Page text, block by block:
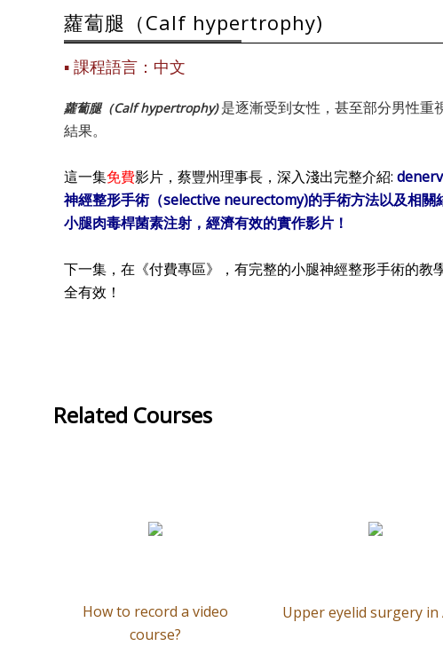
蘿蔔腿（Calf hypertrophy)
課程語言：中文
蘿蔔腿（Calf hypertrophy)是逐漸受到女性，甚至部分男性
結果。
這一集免費影片，蔡豐州理事長，深入淺出完整介紹:
神經整形手術（selective neurectomy)的手術方法以及相
小腿肉毒桿菌素注射，經濟有效的實作影片！
下一集，在《付費專區》，有完整的小腿神經整形手術的
全有效！
Related Courses
How to record a video
course?
Upper eyelid surgery in